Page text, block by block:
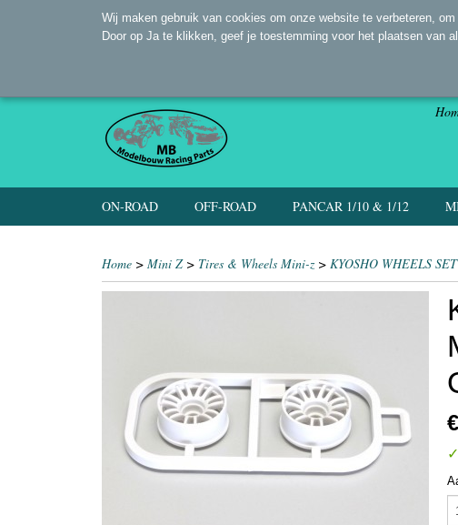
ON-ROAD OFF-ROAD PANCAR 1/10 & 1/12
Home > Mini Z> Tires & Wheels Mini-z> KYOSHO WHEELS
✓
Wij maken gebruik van cookies om onze website te verbeteren,
Door op Ja te klikken, geef je toestemming voor het plaatsen van